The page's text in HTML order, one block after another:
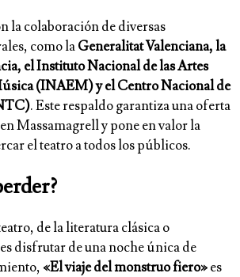
la colaboración de diversas
como laGeneralitat Valenciana, la
el Instituto Nacional de las Artes
(INAEM) y el Centro Nacional de
. Este respaldo garantiza una oferta
Massamagrell y pone en valor la
el teatro a todos los públicos.
de la literatura clásica o
disfrutar de una noche única de
«El viaje del monstruo fiero»es